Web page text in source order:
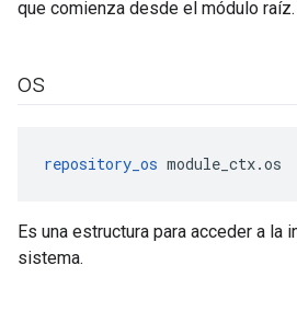
que comienza desde el módulo raíz.
os
repository_os module_ctx.os
Es una estructura para acceder a la
sistema.